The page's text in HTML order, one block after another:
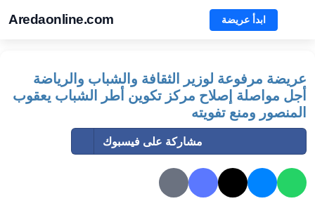
Aredaonline.com ابدأ عريضة
عريضة مرفوعة لوزير الثقافة والشباب والرياضة
أجل مواصلة إصلاح مركز تكوين أطر الشباب يعقوب
المنصور ومنع تفويته
مشاركة على فيسبوك